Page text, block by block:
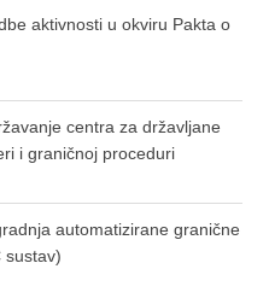
aktivnosti u okviru Pakta o
centra za državljane
i graničnoj proceduri
automatizirane granične
sustav)